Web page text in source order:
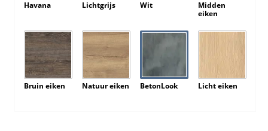
Havana Lichtgrijs Wit
Midden
eiken
Bruin eiken Natuur eiken BetonLook Licht eiken